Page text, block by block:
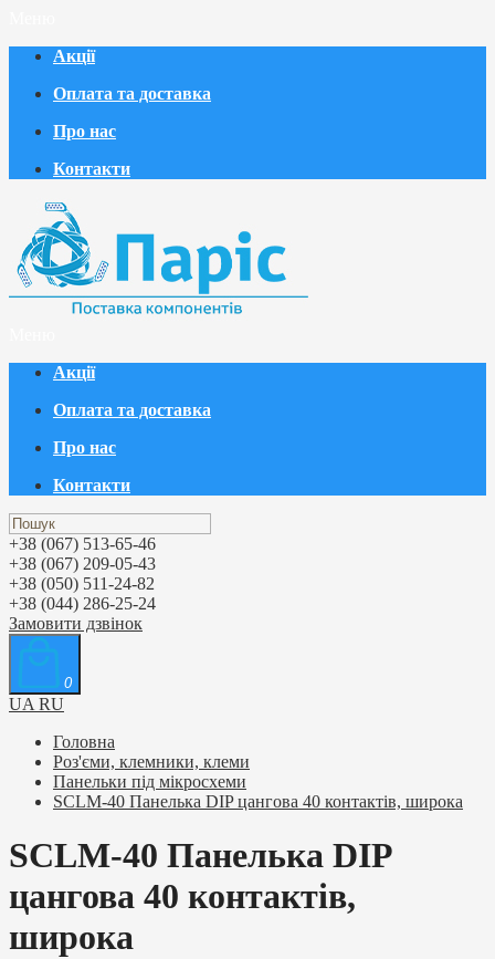
Акції
Оплата та доставка
Про нас
Контакти
Акції
Оплата та доставка
Про нас
Контакти
+38 (067) 513-65-46
+38 (067) 209-05-43
+38 (050) 511-24-82
+38 (044) 286-25-24
Замовити дзвінок
0
UA RU
Головна
Роз'єми, клемники, клеми
Панельки під мікросхеми
SCLM-40 Панелька DIP цангова 40 контактів, широка
SCLM-40 Панелька DIP
цангова 40 контактів,
широка